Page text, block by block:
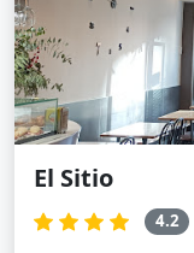
El Sitio
4.2